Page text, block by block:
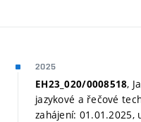
2025
EH23_020/0008518,
jazykové a řečové
zahájení: 01.01.2025,